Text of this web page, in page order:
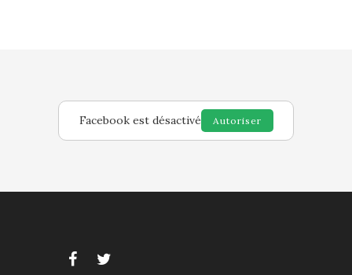
Facebook est désactivé Autoriser